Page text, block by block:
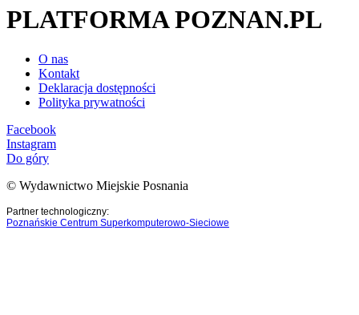
PLATFORMA POZNAN.PL
O nas
Kontakt
Deklaracja dostępności
Polityka prywatności
Facebook
Instagram
Do góry
© Wydawnictwo Miejskie Posnania
Partner technologiczny:
Poznańskie Centrum Superkomputerowo-Sieciowe